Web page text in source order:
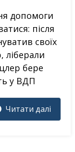
допомоги
після
своїх
ліберали
бере
у ВДП
Читати далі